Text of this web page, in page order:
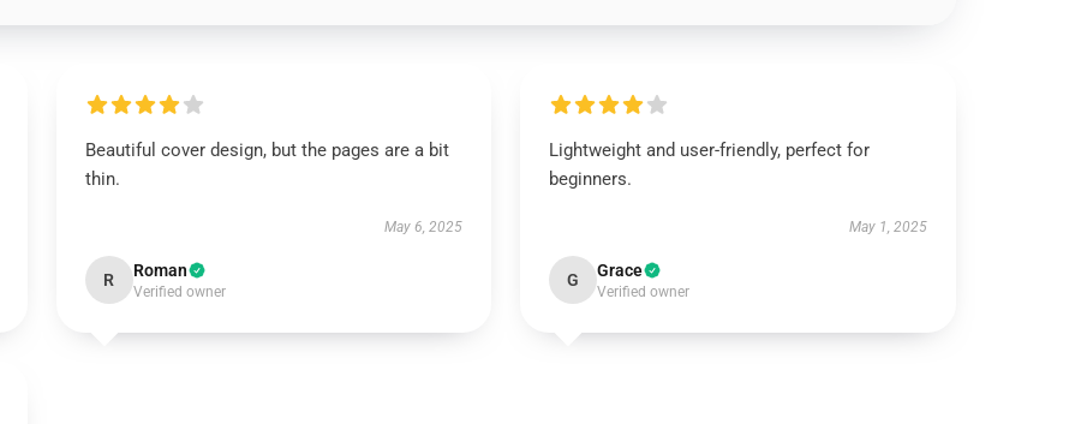
Beautiful cover design, but the pages are a bit
thin.
May 6, 2025
R Roman
Verified owner
Lightweight and user-friendly, perfect for
beginners.
May 1, 2025
G Grace
Verified owner